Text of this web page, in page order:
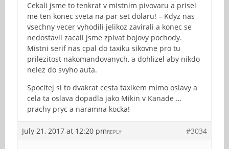
Cekali jsme to tenkrat v mistnim pivovaru a prisel
me ten konec sveta na par set dolaru! – Kdyz nas
vsechny vecer vyhodili jelikoz zavirali a konec se
nedostavil zacali jsme zpivat bojovy pochody.
Mistni serif nas cpal do taxiku sikovne pro tu
prilezitost nakomandovanych, a dohlizel aby nikdo
nelez do svyho auta.
Spocitej si to dvakrat cesta taxikem mimo oslavy a
cela ta oslava dopadla jako Mikin v Kanade …
prachy pryc a naramna kocka!
July 21, 2017 at 12:20 pm #3034
REPLY